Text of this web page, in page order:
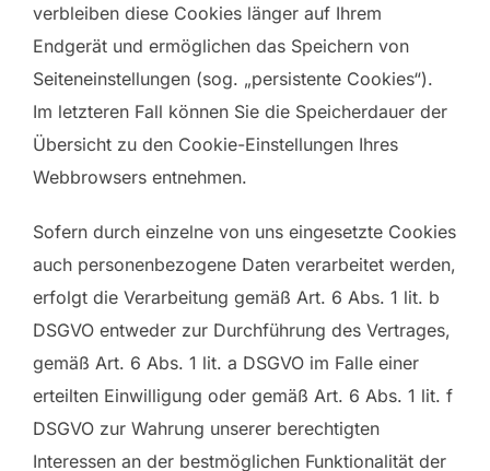
verbleiben diese Cookies länger auf Ihrem
Endgerät und ermöglichen das Speichern von
Seiteneinstellungen (sog. „persistente Cookies“).
Im letzteren Fall können Sie die Speicherdauer der
Übersicht zu den Cookie-Einstellungen Ihres
Webbrowsers entnehmen.
Sofern durch einzelne von uns eingesetzte Cookies
auch personenbezogene Daten verarbeitet werden,
erfolgt die Verarbeitung gemäß Art. 6 Abs. 1 lit. b
DSGVO entweder zur Durchführung des Vertrages,
gemäß Art. 6 Abs. 1 lit. a DSGVO im Falle einer
erteilten Einwilligung oder gemäß Art. 6 Abs. 1 lit. f
DSGVO zur Wahrung unserer berechtigten
Interessen an der bestmöglichen Funktionalität der